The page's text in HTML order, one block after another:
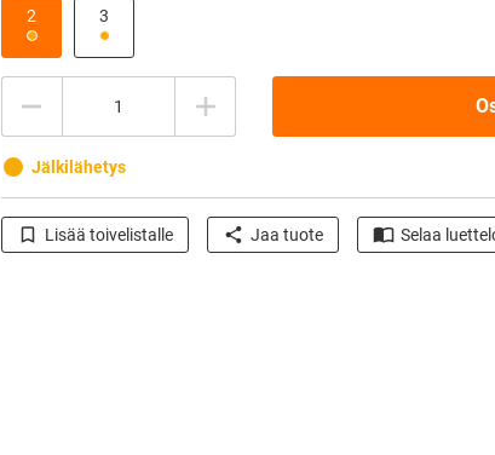
2
3
Jälkilähetys
Lisää toivelistalle Jaa tuote Selaa